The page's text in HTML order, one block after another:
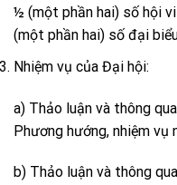
½ (một phần hai) số hội
(một phần hai) số đại
Nhiệm vụ của Đại hội:
a) Thảo luận và thông
Phương hướng, nhiệm vụ
b) Thảo luận và thông